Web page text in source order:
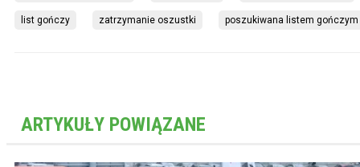
list gończy zatrzymanie oszustki poszukiwana listem gończym
ARTYKUŁY POWIĄZANE